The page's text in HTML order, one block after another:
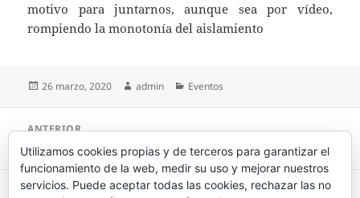
motivo para juntarnos, aunque sea por vídeo,
rompiendo la monotonía del aislamiento
Publicado
26 marzo, 2020 Autor
admin Categorías
Eventos
de
entradas
ANTERIOR
Entrada
anterior:
¿Gachada sin gachas? Eso no puede ser
SIGUIENTE
Utilizamos cookies propias y de terceros para garantizar el
funcionamiento de la web, medir su uso y mejorar nuestros
servicios. Puede aceptar todas las cookies, rechazar las no